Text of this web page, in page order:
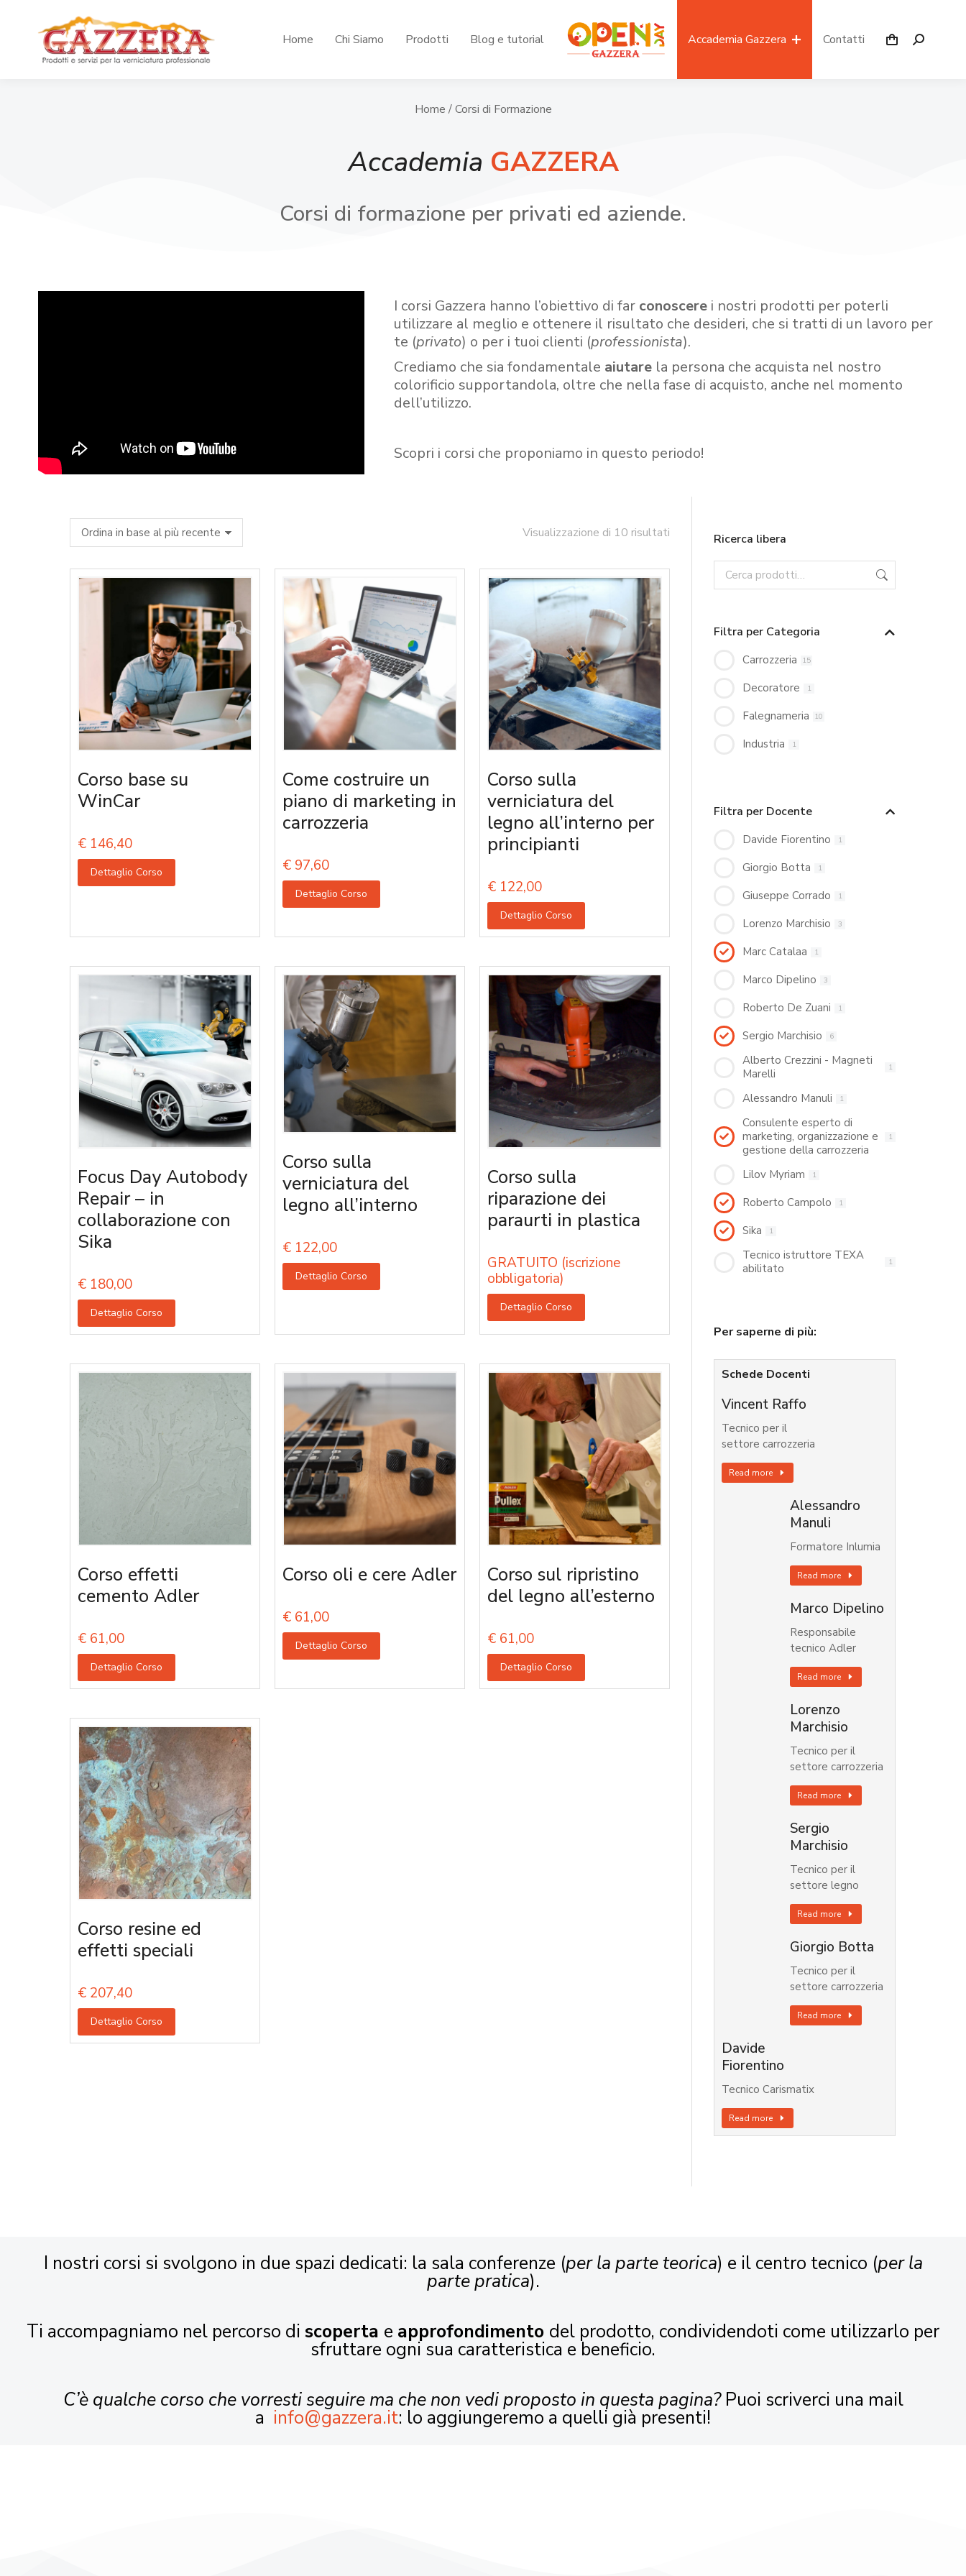
Home Chi Siamo Prodotti Blog e tutorial Accademia Gazzera Contatti
Home / Corsi di Formazione
Accademia GAZZERA
Corsi di formazione per privati ed aziende.
I corsi Gazzera hanno l’obiettivo di far conoscerei nostri prodotti per poterli
utilizzare al meglio e ottenere il risultato che desideri, che si tratti di un lavoro per
te (privato) o per i tuoi clienti (professionista).
Crediamo che sia fondamentale aiutare la persona che acquista nel nostro
colorificio supportandola, oltre che nella fase di acquisto, anche nel momento
dell’utilizzo.
Scopri i corsi che proponiamo in questo periodo!
Visualizzazione di 10 risultati
Corso base su
WinCar
€ 146,40
Dettaglio Corso
Come costruire un
piano di marketing in
carrozzeria
€ 97,60
Dettaglio Corso
Corso sulla
verniciatura del
legno all’interno per
principianti
€ 122,00
Dettaglio Corso
Focus Day Autobody
Repair – in
collaborazione con
Sika
€ 180,00
Dettaglio Corso
Corso sulla
verniciatura del
legno all’interno
€ 122,00
Dettaglio Corso
Corso sulla
riparazione dei
paraurti in plastica
GRATUITO (iscrizione
obbligatoria)
Dettaglio Corso
Corso effetti
cemento Adler
€ 61,00
Dettaglio Corso
Corso oli e cere Adler
€ 61,00
Dettaglio Corso
Corso sul ripristino
del legno all’esterno
€ 61,00
Dettaglio Corso
Corso resine ed
effetti speciali
€ 207,40
Dettaglio Corso
Ricerca libera
Filtra per Categoria
Carrozzeria 15
Decoratore 1
Falegnameria 10
Industria 1
Filtra per Docente
Davide Fiorentino 1
Giorgio Botta 1
Giuseppe Corrado 1
Lorenzo Marchisio 3
Marc Catalaa 1
Marco Dipelino 3
Roberto De Zuani 1
Sergio Marchisio 6
Alberto Crezzini - Magneti
Marelli
1
Alessandro Manuli 1
Consulente esperto di
marketing, organizzazione e
gestione della carrozzeria
1
Lilov Myriam 1
Roberto Campolo 1
Sika 1
Tecnico istruttore TEXA
abilitato
1
Per saperne di più:
Schede Docenti
Vincent Raffo
Tecnico per il
settore carrozzeria
Read more
Alessandro
Manuli
Formatore Inlumia
Read more
Marco Dipelino
Responsabile
tecnico Adler
Read more
Lorenzo
Marchisio
Tecnico per il
settore carrozzeria
Read more
Sergio
Marchisio
Tecnico per il
settore legno
Read more
Giorgio Botta
Tecnico per il
settore carrozzeria
Read more
Davide
Fiorentino
Tecnico Carismatix
Read more
I nostri corsi si svolgono in due spazi dedicati: la sala conferenze (per la parte teorica) e il centro tecnico (per la
parte pratica).
Ti accompagniamo nel percorso di scoperta e approfondimento del prodotto, condividendoti come utilizzarlo per
sfruttare ogni sua caratteristica e beneficio.
C’è qualche corso che vorresti seguire ma che non vedi proposto in questa pagina?Puoi scriverci una mail
a info@gazzera.it: lo aggiungeremo a quelli già presenti!